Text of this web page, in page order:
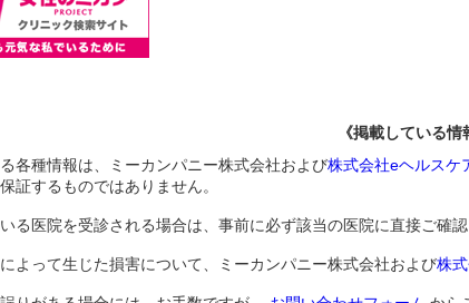
《掲載している
各種情報は、ミーカンパニー株式会社および株式会社eヘルスケ
証するものではありません。
る医院を受診される場合は、事前に必ず該当の医院に直接ご確認
よって生じた損害について、ミーカンパニー株式会社および株